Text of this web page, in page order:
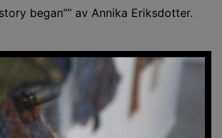
began”” av Annika Eriksdotter.